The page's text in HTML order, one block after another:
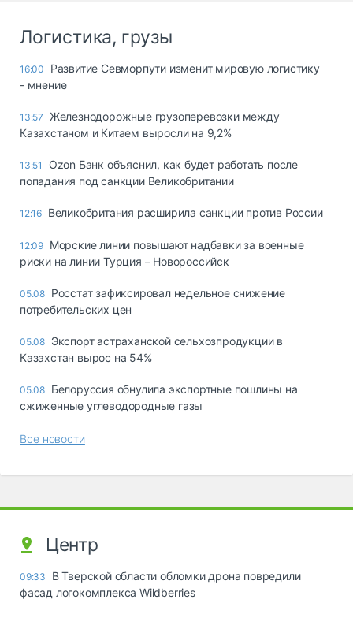
Логистика, грузы
16:00
Развитие Севморпути изменит мировую логистику
- мнение
13:57
Железнодорожные грузоперевозки между
Казахстаном и Китаем выросли на 9,2%
13:51
Ozon Банк объяснил, как будет работать после
попадания под санкции Великобритании
12:16 Великобритания расширила санкции против России
12:09 Морские линии повышают надбавки за военные
риски на линии Турция – Новороссийск
05.08 Росстат зафиксировал недельное снижение
потребительских цен
05.08 Экспорт астраханской сельхозпродукции в
Казахстан вырос на 54%
05.08 Белоруссия обнулила экспортные пошлины на
сжиженные углеводородные газы
Все новости
Центр
09:33
В Тверской области обломки дрона повредили
фасад логокомплекса Wildberries